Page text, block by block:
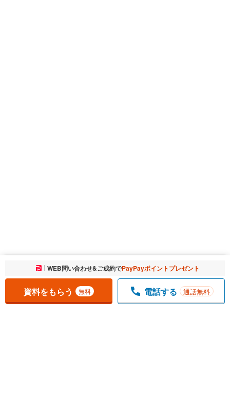
お気に入りに追加しました。 一覧を開く
WEB問い合わせ&ご成約でPayPayポイントプレゼント
資料をもらう 無料 電話する 通話無料